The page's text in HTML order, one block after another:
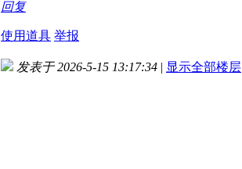
回复
使用道具 举报
发表于 2026-5-15 13:17:34 | 显示全部楼层